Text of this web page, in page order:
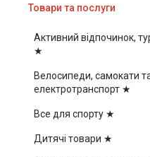
Товари та послуги
Активний відпочинок,
★
Велосипеди, самокати
електротранспорт ★
Все для спорту ★
Дитячі товари ★